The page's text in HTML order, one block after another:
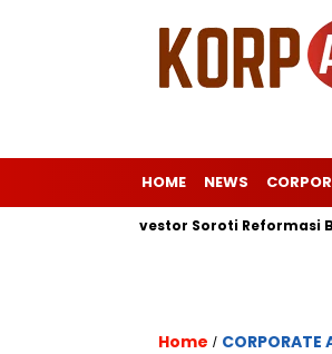
HOME NEWS
Investor Soroti Reformasi BUMN
Home / CORPORATE